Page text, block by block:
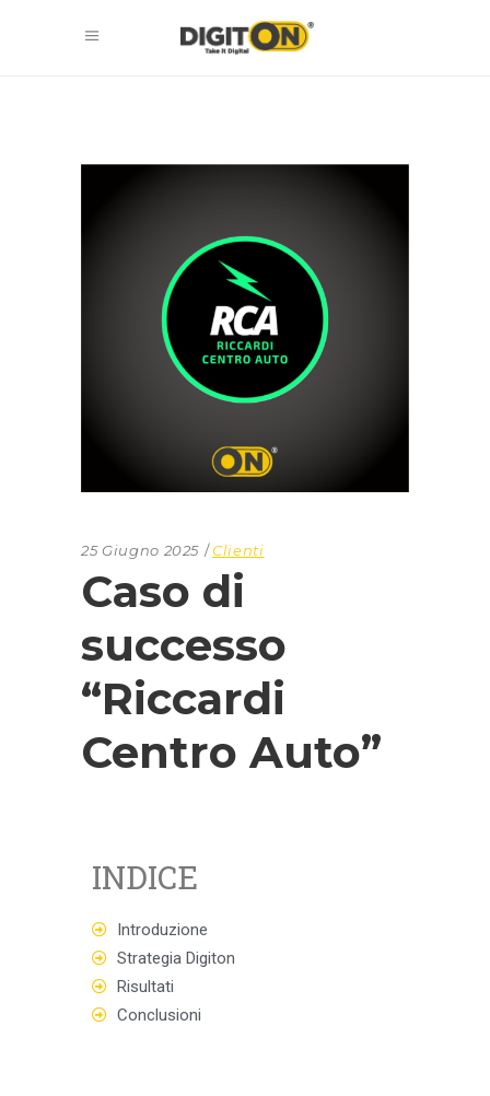
25 Giugno 2025 Clienti
Caso di
successo
“Riccardi
Centro Auto”
INDICE
Introduzione
Strategia Digiton
Risultati
Conclusioni